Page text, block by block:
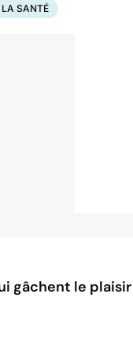
LA SANTÉ
gâchent le plaisir